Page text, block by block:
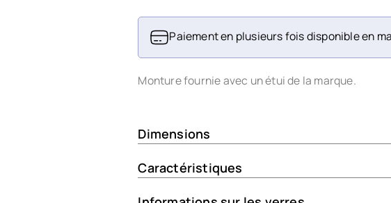
Paiement en plusieurs fois disponible en
Monture fournie avec un étui de la marque.
Dimensions
Caractéristiques